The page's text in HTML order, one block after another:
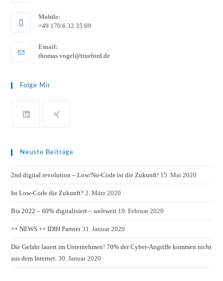
Mobile:
+49 170 6 32 35 69
Email:
thomas.vogel@truebird.de
Folge Mir
Neuste Beiträge
2nd digital revolution – Low/No-Code ist die Zukunft! 15. Mai 2020
Ist Low-Code die Zukunft? 2. März 2020
Bis 2022 – 60% digitalisiert – weltweit 19. Februar 2020
++ NEWS ++ IDIH Partner 31. Januar 2020
Die Gefahr lauert im Unternehmen! 70% der Cyber-Angriffe kommen nicht
aus dem Internet. 30. Januar 2020